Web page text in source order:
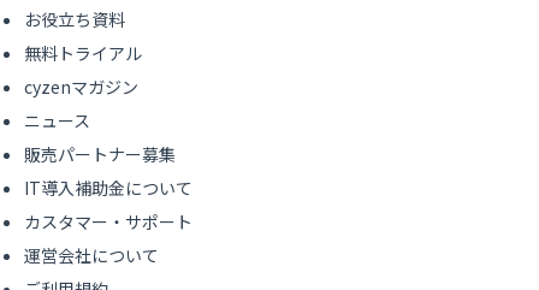
お役立ち資料
無料トライアル
cyzenマガジン
ニュース
販売パートナー募集
IT導入補助金について
カスタマー・サポート
運営会社について